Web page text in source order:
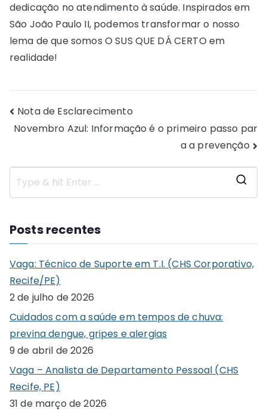
dedicação no atendimento à saúde. Inspirados em
São João Paulo II, podemos transformar o nosso
lema de que somos O SUS QUE DÁ CERTO em
realidade!
Navegação
de
Post
Nota de Esclarecimento
Novembro Azul: Informação é o primeiro passo par
a a prevenção
Posts recentes
Vaga: Técnico de Suporte em T.I. (CHS Corporativo,
Recife/PE)
2 de julho de 2026
Cuidados com a saúde em tempos de chuva:
previna dengue, gripes e alergias
9 de abril de 2026
Vaga – Analista de Departamento Pessoal (CHS
Recife, PE)
31 de março de 2026